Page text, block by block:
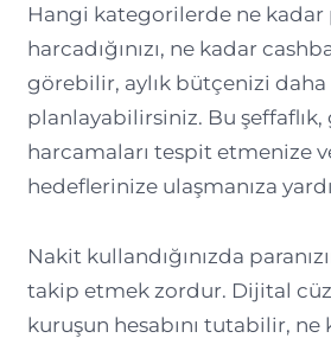
Hangi kategorilerde ne kadar
harcadığınızı, ne kadar
görebilir, aylık bütçenizi daha
planlayabilirsiniz. Bu şeffaflık,
harcamaları tespit etmenize
hedeflerinize ulaşmanıza
Nakit kullandığınızda
takip etmek zordur. Dijital
kuruşun hesabını tutabilir, ne